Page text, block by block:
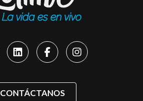
CONTÁCTANOS